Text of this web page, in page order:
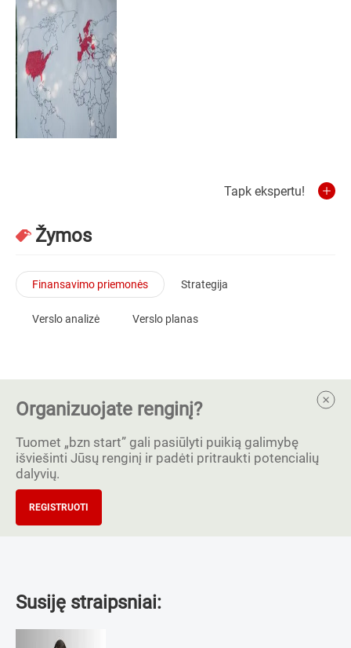
Tapk ekspertu!
Žymos
Finansavimo priemonės Strategija
Verslo analizė Verslo planas
Organizuojate renginį?
Tuomet „bzn start” gali pasiūlyti puikią galimybę
išviešinti Jūsų renginį ir padėti pritraukti potencialių
dalyvių.
REGISTRUOTI
Susiję straipsniai: